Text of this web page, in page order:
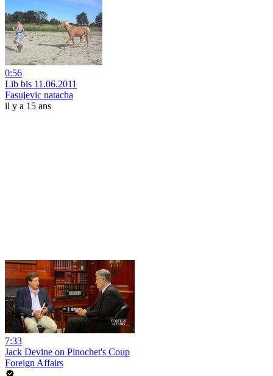
0:56
Lib bis 11.06.2011
Fasujevic natacha
il y a 15 ans
7:33
Jack Devine on Pinochet's Coup
Foreign Affairs